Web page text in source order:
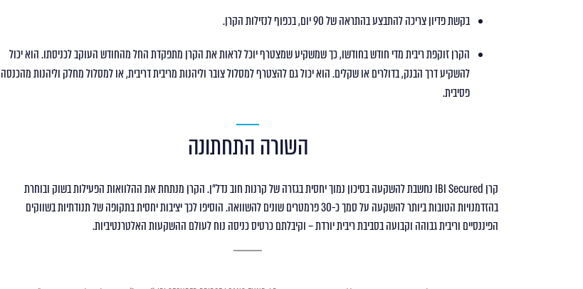
בקשת פדיון צריכה להתבצע בהתראה של 90 יום, בכפוף לנזילות הקרן.
הקרן זוקפת ריבית מדי חודש בחודשו, כך שמשקיע שמצטרף יוכל לראות את הקרן מתפקדת החל מהחודש העוקב לכניסתו. הוא יכול
להשקיע דרך הבנק, בדולרים או שקלים. הוא יכול גם להצטרף למסלול צובר וליהנות מריבית דריבית, או למסלול מחלק וליהנות מהכנסה
פסיבית.
השורה התחתונה
קרן IBI Secured נחשבת להשקעה בסיכון נמוך יחסית בגזרה של קרנות חוב נדל"ן. הקרן מנתחת את ההלוואות הפעילות בשוק ובוחרת
בהזדמנויות הטובות ביותר להשקעה על סמך כ-30 פרמטרים שונים להשוואה. הוסיפו לכך יציבות יחסית בתקופה של תנודתיות בשווקים
הפיננסיים וריבית גבוהה וקבועה בסביבת ריבית יורדת – וקיבלתם כרטיס כניסה נוח לעולם ההשקעות האלטרנטיביות.